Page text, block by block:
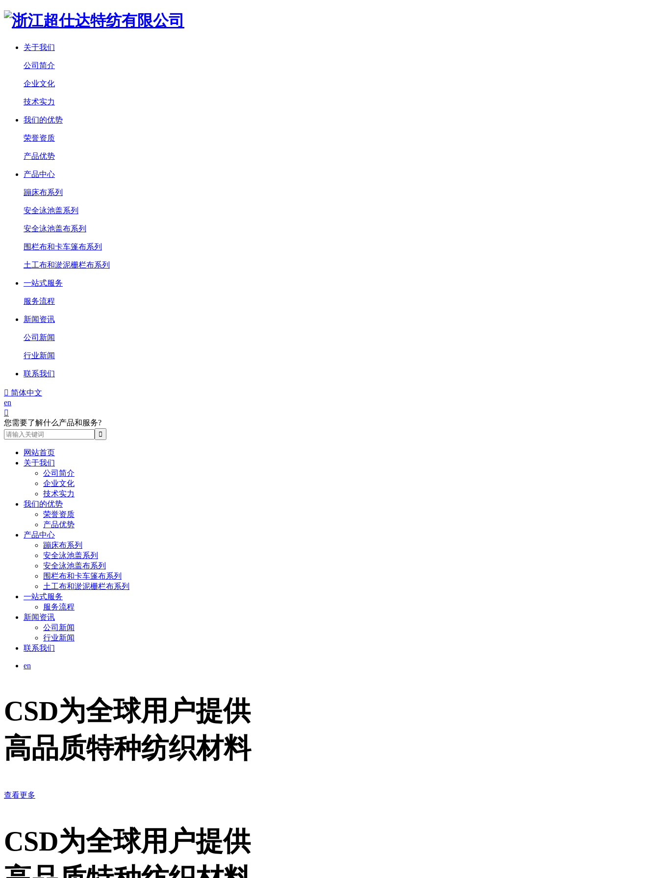
关于我们
公司简介
企业文化
技术实力
我们的优势
荣誉资质
产品优势
产品中心
蹦床布系列
安全泳池盖系列
安全泳池盖布系列
围栏布和卡车篷布系列
土工布和淤泥栅栏布系列
一站式服务
服务流程
新闻资讯
公司新闻
行业新闻
联系我们
 简体中文
en

您需要了解什么产品和服务?
网站首页
关于我们
公司简介
企业文化
技术实力
我们的优势
荣誉资质
产品优势
产品中心
蹦床布系列
安全泳池盖系列
安全泳池盖布系列
围栏布和卡车篷布系列
土工布和淤泥栅栏布系列
一站式服务
服务流程
新闻资讯
公司新闻
行业新闻
联系我们
en
CSD为全球用户提供
高品质特种纺织材料
查看更多
CSD为全球用户提供